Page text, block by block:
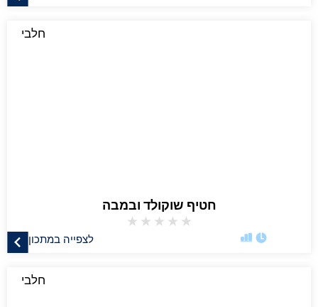
חלבי
חטיף שוקולד ובמבה
★
★
★
★
★
לצפייה במתכון
חלבי